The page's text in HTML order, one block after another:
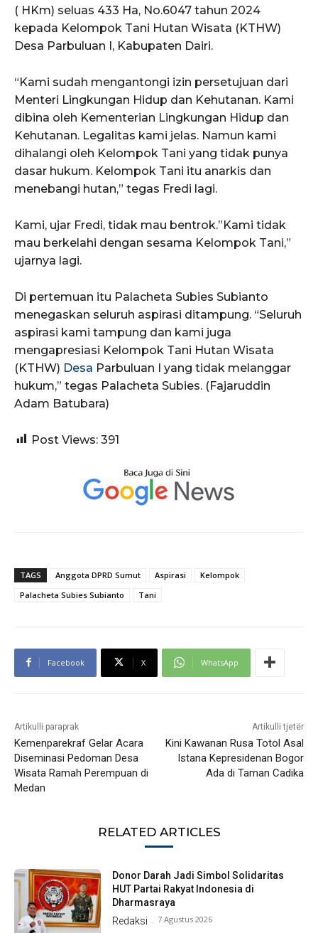
( HKm) seluas 433 Ha, No.6047 tahun 2024
kepada Kelompok Tani Hutan Wisata (KTHW)
Desa Parbuluan I, Kabupaten Dairi.
“Kami sudah mengantongi izin persetujuan dari
Menteri Lingkungan Hidup dan Kehutanan. Kami
dibina oleh Kementerian Lingkungan Hidup dan
Kehutanan. Legalitas kami jelas. Namun kami
dihalangi oleh Kelompok Tani yang tidak punya
dasar hukum. Kelompok Tani itu anarkis dan
menebangi hutan,” tegas Fredi lagi.
Kami, ujar Fredi, tidak mau bentrok.”Kami tidak
mau berkelahi dengan sesama Kelompok Tani,”
ujarnya lagi.
Di pertemuan itu Palacheta Subies Subianto
menegaskan seluruh aspirasi ditampung. “Seluruh
aspirasi kami tampung dan kami juga
mengapresiasi Kelompok Tani Hutan Wisata
(KTHW) Desa Parbuluan I yang tidak melanggar
hukum,” tegas Palacheta Subies. (Fajaruddin
Adam Batubara)
Post Views: 391
TAGS Anggota DPRD Sumut Aspirasi
Kelompok
Palacheta Subies Subianto
Tani
Facebook X WhatsApp
Artikulli paraprak
Kemenparekraf Gelar Acara
Diseminasi Pedoman Desa
Wisata Ramah Perempuan di
Medan
Artikulli tjetër
Kini Kawanan Rusa Totol Asal
Istana Kepresidenan Bogor
Ada di Taman Cadika
RELATED ARTICLES
Donor Darah Jadi Simbol Solidaritas
HUT Partai Rakyat Indonesia di
Dharmasraya
Redaksi - 7 Agustus 2026